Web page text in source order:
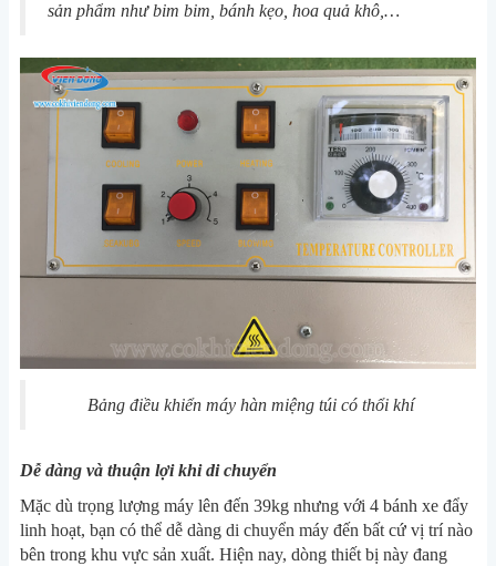
sản phẩm như bim bim, bánh kẹo, hoa quả khô,…
Bảng điều khiển máy hàn miệng túi có thổi khí
Dễ dàng và thuận lợi khi di chuyển
Mặc dù trọng lượng máy lên đến 39kg nhưng với 4 bánh xe đẩy
linh hoạt, bạn có thể dễ dàng di chuyển máy đến bất cứ vị trí nào
bên trong khu vực sản xuất. Hiện nay, dòng thiết bị này đang